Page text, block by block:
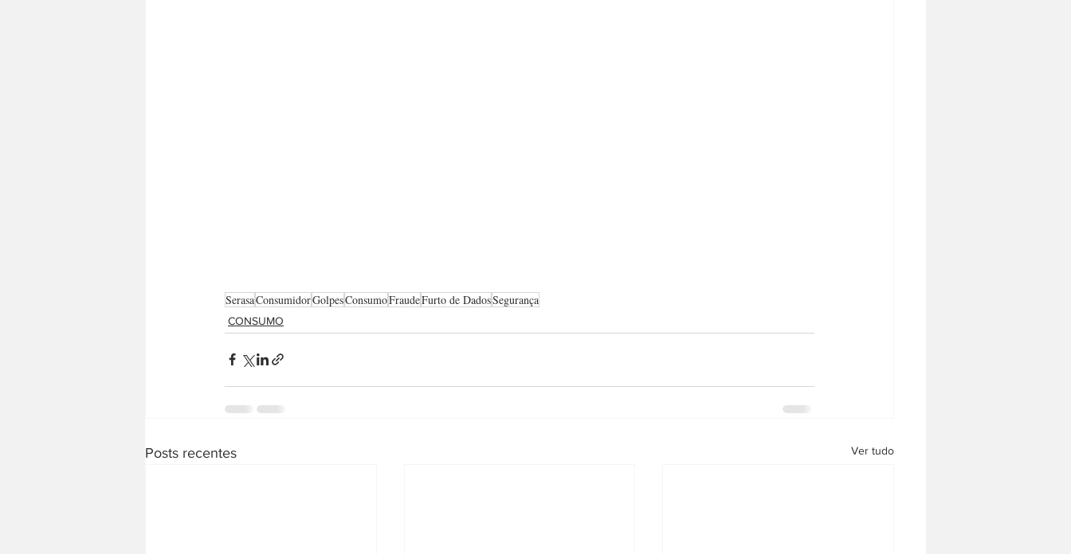
SerasaConsumidorGolpesConsumoFraudeFurto de DadosSegurança
CONSUMO
Posts recentes Ver tudo